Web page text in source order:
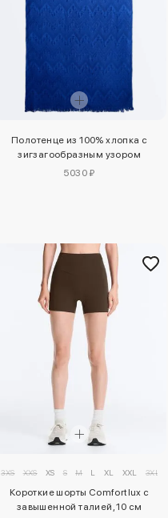
Полотенце из 100% хлопка с
зигзагообразным узором
5030 ₽
3XS XXS XS S M L XL XXL 3XL
Короткие шорты Comfortlux с
завышенной талией, 10 см